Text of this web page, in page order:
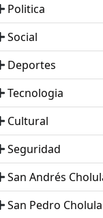
Politica
Social
Deportes
Tecnologia
Cultural
Seguridad
San Andrés
San Pedro Cholula